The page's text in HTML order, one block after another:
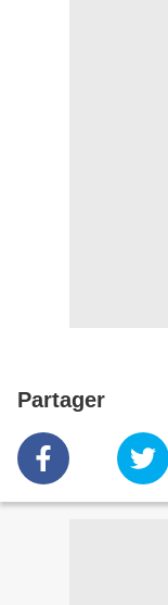
Partager